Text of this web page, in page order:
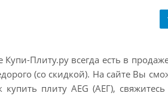
Купи-Плиту.ру всегда есть в
(со скидкой). На сайте Вы
купить плиту AEG (АЕГ),